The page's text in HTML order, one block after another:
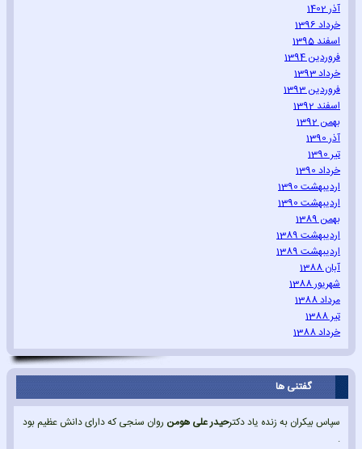
آذر 1402
خرداد 1396
اسفند 1395
فروردین 1394
خرداد 1393
فروردین 1393
اسفند 1392
بهمن 1392
آذر 1390
تیر 1390
خرداد 1390
اردیبهشت 1390
اردیبهشت 1390
بهمن 1389
اردیبهشت 1389
اردیبهشت 1389
آبان 1388
شهریور 1388
مرداد 1388
تیر 1388
خرداد 1388
گفتنی ها
سپاس بیکران به زنده یاد دکترحیدر علی هومن روان سنجی که دارای دانش عظیم بود
.